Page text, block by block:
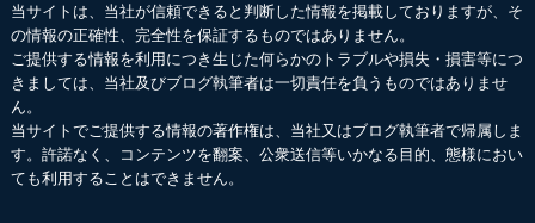
当サイトは、当社が信頼できると判断した情報を掲載しておりますが、そ
の情報の正確性、完全性を保証するものではありません。
ご提供する情報を利用につき生じた何らかのトラブルや損失・損害等につ
きましては、当社及びブログ執筆者は一切責任を負うものではありませ
ん。
当サイトでご提供する情報の著作権は、当社又はブログ執筆者で帰属しま
す。許諾なく、コンテンツを翻案、公衆送信等いかなる目的、態様におい
ても利用することはできません。